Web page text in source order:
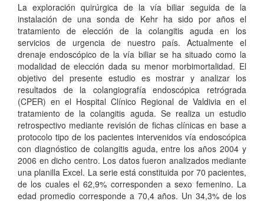
La exploración quirúrgica de la vía biliar seguida de la
instalación de una sonda de Kehr ha sido por años el
tratamiento de elección de la colangitis aguda en los
servicios de urgencia de nuestro país. Actualmente el
drenaje endoscópico de la vía biliar se ha situado como la
modalidad de elección dada su menor morbimortalidad. El
objetivo del presente estudio es mostrar y analizar los
resultados de la colangiografía endoscópica retrógrada
(CPER) en el Hospital Clínico Regional de Valdivia en el
tratamiento de la colangitis aguda. Se realiza un estudio
retrospectivo mediante revisión de fichas clínicas en base a
protocolo tipo de los pacientes intervenidos vía endoscópica
con diagnóstico de colangitis aguda, entre los años 2004 y
2006 en dicho centro. Los datos fueron analizados mediante
una planilla Excel. La serie está constituida por 70 pacientes,
de los cuales el 62,9% corresponden a sexo femenino. La
edad promedio corresponde a 70,4 años. Un 34,3% de los